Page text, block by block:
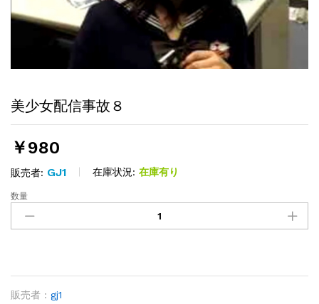
美少女配信事故８
￥980
販売者: GJ1 在庫状況: 在庫有り
美
女
事
故
数量
販売者 : gj1